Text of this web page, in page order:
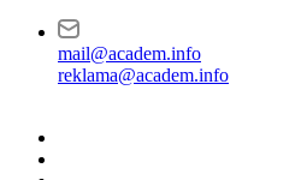
mail@academ.info
reklama@academ.info